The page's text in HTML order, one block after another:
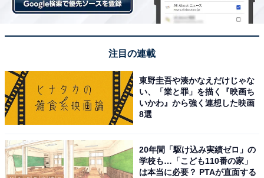
注目の連載
東野圭吾や湊かなえだけじゃな
い、「業と罪」を描く『映画ち
いかわ』から強く連想した映画
8選
20年間「駆け込み実績ゼロ」の
学校も…「こども110番の家」
は本当に必要？ PTAが直面する